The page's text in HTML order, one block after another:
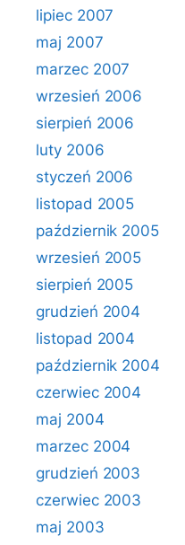
lipiec 2007
maj 2007
marzec 2007
wrzesień 2006
sierpień 2006
luty 2006
styczeń 2006
listopad 2005
październik 2005
wrzesień 2005
sierpień 2005
grudzień 2004
listopad 2004
październik 2004
czerwiec 2004
maj 2004
marzec 2004
grudzień 2003
czerwiec 2003
maj 2003